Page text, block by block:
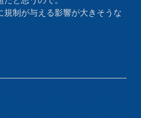
規制が与える影響が大きそうな